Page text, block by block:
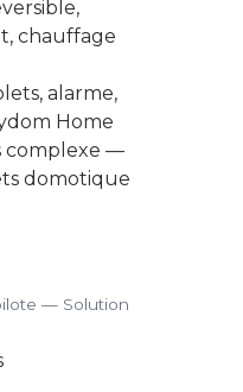
chauffage
alarme,
Home
complexe —
domotique
— Solution